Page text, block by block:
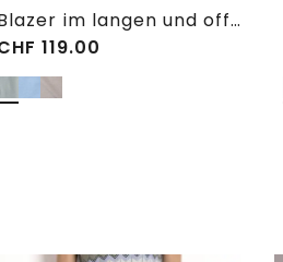
Blazer im langen und offenen Schnitt
119.00